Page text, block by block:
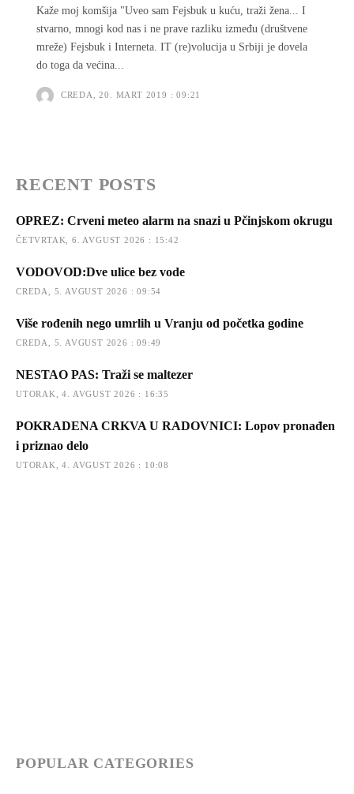
Kaže moj komšija "Uveo sam Fejsbuk u kuću, traži žena... I
stvarno, mnogi kod nas i ne prave razliku između (društvene
mreže) Fejsbuk i Interneta. IT (re)volucija u Srbiji je dovela
do toga da većina...
CREDA, 20. MART 2019 : 09:21
RECENT POSTS
OPREZ: Crveni meteo alarm na snazi u Pčinjskom okrugu
ČETVRTAK, 6. AVGUST 2026 : 15:42
VODOVOD:Dve ulice bez vode
CREDA, 5. AVGUST 2026 : 09:54
Više rođenih nego umrlih u Vranju od početka godine
CREDA, 5. AVGUST 2026 : 09:49
NESTAO PAS: Traži se maltezer
UTORAK, 4. AVGUST 2026 : 16:35
POKRADENA CRKVA U RADOVNICI: Lopov pronađen
i priznao delo
UTORAK, 4. AVGUST 2026 : 10:08
POPULAR CATEGORIES